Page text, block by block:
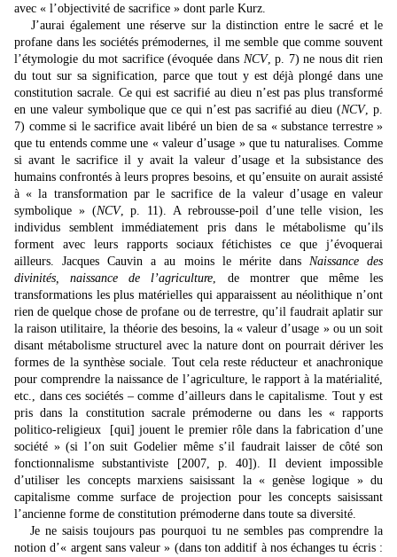
avec « l’objectivité de sacrifice » dont parle Kurz.
J’aurai également une réserve sur la distinction entre le sacré et le
profane dans les sociétés prémodernes, il me semble que comme souvent
l’étymologie du mot sacrifice (évoquée dans NCV, p. 7) ne nous dit rien
du tout sur sa signification, parce que tout y est déjà plongé dans une
constitution sacrale. Ce qui est sacrifié au dieu n’est pas plus transformé
en une valeur symbolique que ce qui n’est pas sacrifié au dieu (NCV, p.
7) comme si le sacrifice avait libéré un bien de sa « substance terrestre »
que tu entends comme une « valeur d’usage » que tu naturalises. Comme
si avant le sacrifice il y avait la valeur d’usage et la subsistance des
humains confrontés à leurs propres besoins, et qu’ensuite on aurait assisté
à « la transformation par le sacrifice de la valeur d’usage en valeur
symbolique » (NCV, p. 11). A rebrousse-poil d’une telle vision, les
individus semblent immédiatement pris dans le métabolisme qu’ils
forment avec leurs rapports sociaux fétichistes ce que j’évoquerai
ailleurs. Jacques Cauvin a au moins le mérite dans Naissance des
divinités, naissance de l’agriculture, de montrer que même les
transformations les plus matérielles qui apparaissent au néolithique n’ont
rien de quelque chose de profane ou de terrestre, qu’il faudrait aplatir sur
la raison utilitaire, la théorie des besoins, la « valeur d’usage » ou un soit
disant métabolisme structurel avec la nature dont on pourrait dériver les
formes de la synthèse sociale. Tout cela reste réducteur et anachronique
pour comprendre la naissance de l’agriculture, le rapport à la matérialité,
etc., dans ces sociétés – comme d’ailleurs dans le capitalisme. Tout y est
pris dans la constitution sacrale prémoderne ou dans les « rapports
politico-religieux [qui] jouent le premier rôle dans la fabrication d’une
société » (si l’on suit Godelier même s’il faudrait laisser de côté son
fonctionnalisme substantiviste [2007, p. 40]). Il devient impossible
d’utiliser les concepts marxiens saisissant la « genèse logique » du
capitalisme comme surface de projection pour les concepts saisissant
l’ancienne forme de constitution prémoderne dans toute sa diversité.
Je ne saisis toujours pas pourquoi tu ne sembles pas comprendre la
notion d’« argent sans valeur » (dans ton additif à nos échanges tu écris :